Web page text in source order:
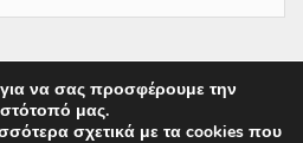
/ All Rights Reserved /
να σας προσφέρουμε την
μας.
σχετικά με τα cookies που